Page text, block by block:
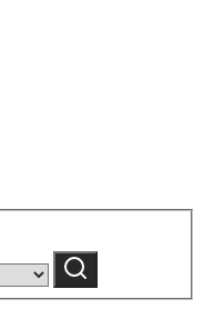
category:
Søg